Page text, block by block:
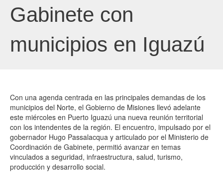
Gabinete con
municipios en Iguazú
Con una agenda centrada en las principales demandas de los
municipios del Norte, el Gobierno de Misiones llevó adelante
este miércoles en Puerto Iguazú una nueva reunión territorial
con los intendentes de la región. El encuentro, impulsado por el
gobernador Hugo Passalacqua y articulado por el Ministerio de
Coordinación de Gabinete, permitió avanzar en temas
vinculados a seguridad, infraestructura, salud, turismo,
producción y desarrollo social.